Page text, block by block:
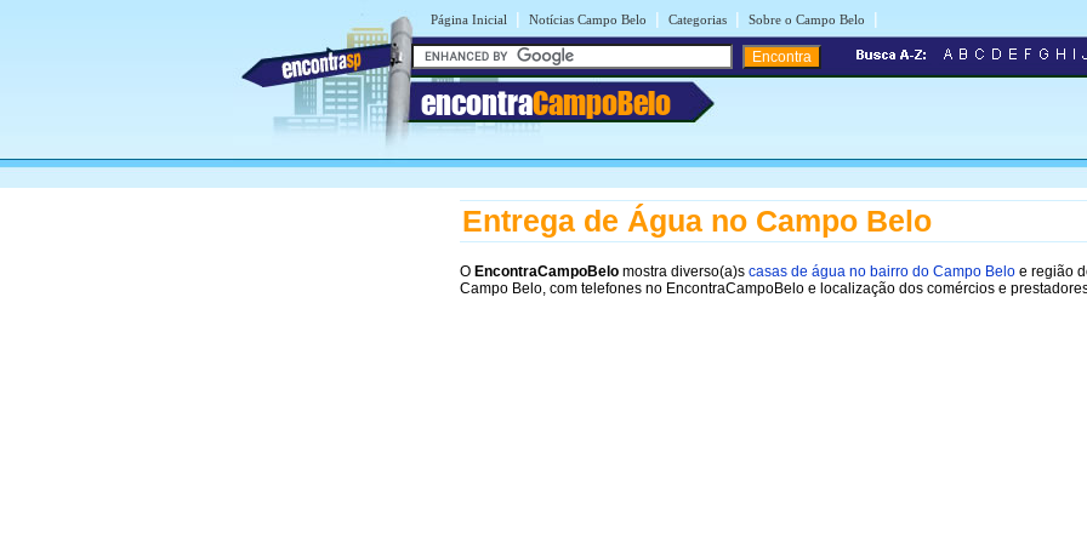
Página Inicial | Notícias Campo Belo | Categorias | Sobre o Campo Belo |
encontraCampoBelo
Entrega de Água no Campo Belo
O EncontraCampoBelo mostra diverso(a)s casas de água no bairro do Campo Belo e região
Campo Belo, com telefones no EncontraCampoBelo e localização dos comércios e